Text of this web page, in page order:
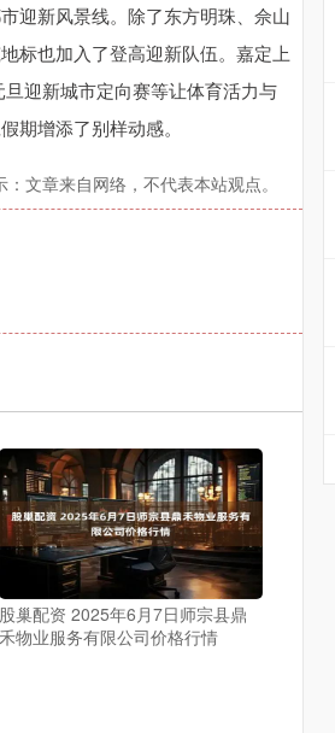
迎新风景线。除了东方明珠、佘山
标也加入了登高迎新队伍。嘉定上
迎新城市定向赛等让体育活力与
期增添了别样动感。
：文章来自网络，不代表本站观点。
股巢配资 2025年6月7日师宗县鼎
禾物业服务有限公司价格行情